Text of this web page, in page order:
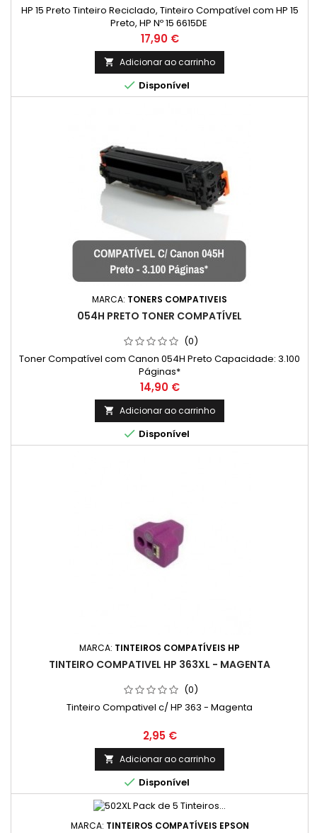
HP 15 Preto Tinteiro Reciclado, Tinteiro Compatível com HP 15
Preto, HP Nº 15 6615DE
Preço
17,90 €
 Adicionar ao carrinho
 Disponível
MARCA: TONERS COMPATIVEIS
054H PRETO TONER COMPATÍVEL
(0)
Toner Compatível com Canon 054H Preto Capacidade: 3.100
Páginas*
Preço
14,90 €
 Adicionar ao carrinho
 Disponível
MARCA: TINTEIROS COMPATÍVEIS HP
TINTEIRO COMPATIVEL HP 363XL - MAGENTA
(0)
Tinteiro Compativel c/ HP 363 - Magenta
Preço
2,95 €
 Adicionar ao carrinho
 Disponível
MARCA: TINTEIROS COMPATÍVEIS EPSON